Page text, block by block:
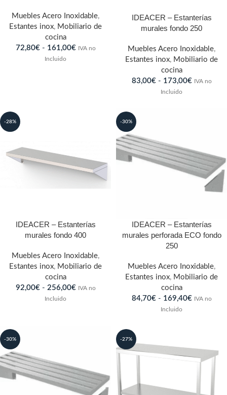
Muebles Acero Inoxidable,
Estantes inox, Mobiliario de
cocina
72,80€ - 161,00€ IVA no
Incluido
IDEACER – Estanterías
murales fondo 250
Muebles Acero Inoxidable,
Estantes inox, Mobiliario de
cocina
83,00€ - 173,00€ IVA no
Incluido
-28%
IDEACER – Estanterías
murales fondo 400
Muebles Acero Inoxidable,
Estantes inox, Mobiliario de
cocina
92,00€ - 256,00€ IVA no
Incluido
-30%
IDEACER – Estanterías
murales perforada ECO fondo
250
Muebles Acero Inoxidable,
Estantes inox, Mobiliario de
cocina
84,70€ - 169,40€ IVA no
Incluido
-30% -27%